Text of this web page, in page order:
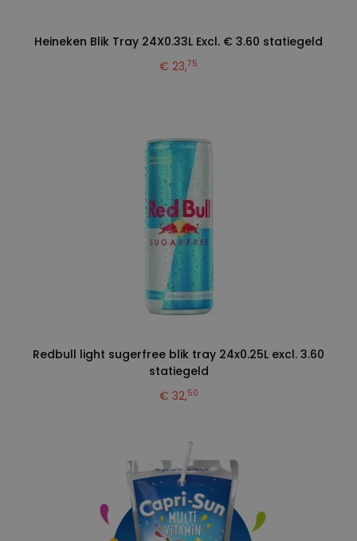
Heineken Blik Tray 24X0.33L Excl. € 3.60 statiegeld
€ 23,75
Redbull light sugerfree blik tray 24x0.25L excl. 3.60
statiegeld
€ 32,50